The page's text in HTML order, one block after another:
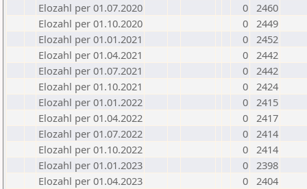
Elozahl per 01.07.2020
0 2460
Elozahl per 01.10.2020
0 2449
Elozahl per 01.01.2021
0 2452
Elozahl per 01.04.2021
0 2442
Elozahl per 01.07.2021
0 2442
Elozahl per 01.10.2021
0 2424
Elozahl per 01.01.2022
0 2415
Elozahl per 01.04.2022
0 2417
Elozahl per 01.07.2022
0 2414
Elozahl per 01.10.2022
0 2414
Elozahl per 01.01.2023
0 2398
Elozahl per 01.04.2023
0 2404